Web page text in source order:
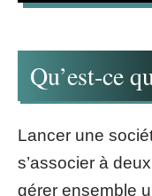
Qu’est-ce
Lancer une
s’associer à
gérer ensemble